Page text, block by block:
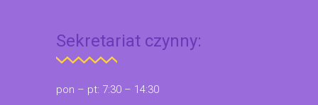
Sekretariat czynny:
pon – pt: 7:30 – 14:30